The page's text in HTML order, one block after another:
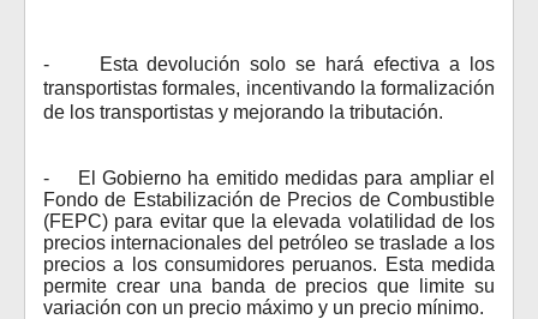
- Esta devolución solo se hará efectiva a los
transportistas formales, incentivando la formalización
de los transportistas y mejorando la tributación.
-
El Gobierno ha emitido medidas para ampliar el
Fondo de Estabilización de Precios de Combustible
(FEPC) para evitar que la elevada volatilidad de los
precios internacionales del petróleo se traslade a los
precios a los consumidores peruanos. Esta medida
permite crear una banda de precios que limite su
variación con un precio máximo y un precio mínimo.